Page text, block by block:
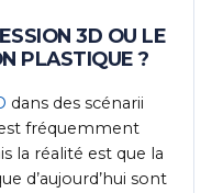
3D OU LE
PLASTIQUE ?
dans des scénarii
fréquemment
la réalité est que la
d’aujourd’hui sont